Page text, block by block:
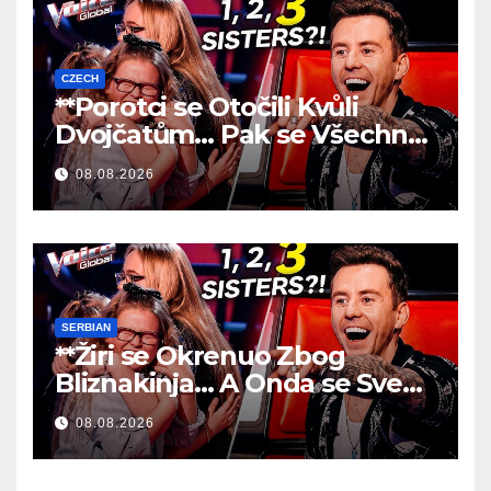
CZECH
**Porotci se Otočili Kvůli
Dvojčatům… Pak se Všechno
Změnilo!
**
08.08.2026
SERBIAN
**Žiri se Okrenuo Zbog
Bliznakinja… A Onda se Sve
Promenilo!
**
08.08.2026